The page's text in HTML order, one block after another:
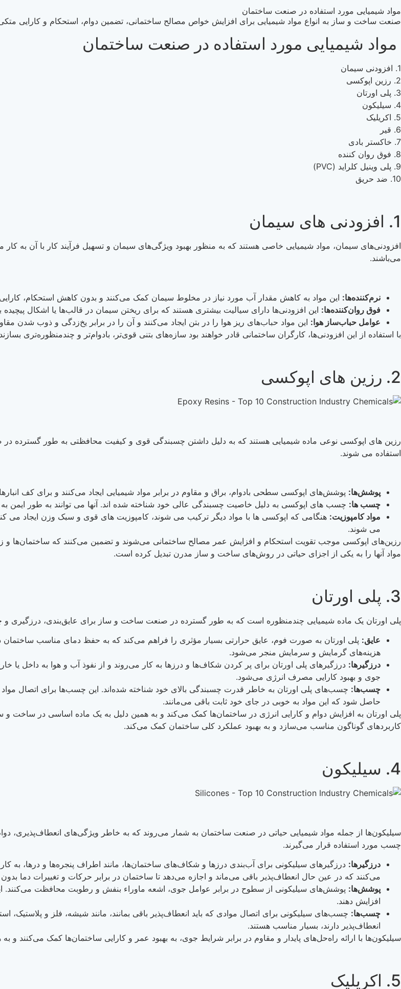
مواد شیمیایی مورد استفاده در صنعت ساختمان
صنعت ساخت و ساز به انواع مواد شیمیایی برای افزایش خواص مصالح ساختمانی، تضمین دوام، استحکام و کارایی
مواد شیمیایی مورد استفاده در صنعت ساختمان
1. افزودنی سیمان
2. رزین اپوکسی
3. پلی اورتان
4. سیلیکون
5. اکریلیک
6. قیر
7. خاکستر بادی
8. فوق روان کننده
9. پلی وینیل کلراید (PVC)
10. ضد حریق
1. افزودنی های سیمان
افزودنی‌های سیمان، مواد شیمیایی خاصی هستند که به منظور بهبود ویژگی‌های سیمان و تسهیل فرآیند کار با آن به
می‌باشند.
نرم‌کننده‌ها: این مواد به کاهش مقدار آب مورد نیاز در مخلوط سیمان کمک می‌کنند و بدون کاهش استحکام،
فوق روان‌کننده‌ها: این افزودنی‌ها دارای سیالیت بیشتری هستند که برای ریختن سیمان در قالب‌ها یا اشکال پیچیده
عوامل حباب‌ساز هوا: این مواد حباب‌های ریز هوا را در بتن ایجاد می‌کنند و آن را در برابر یخ‌زدگی و ذوب شدن
با استفاده از این افزودنی‌ها، کارگران ساختمانی قادر خواهند بود سازه‌های بتنی قوی‌تر، بادوام‌تر و چندمنظوره‌تری
2. رزین های اپوکسی
رزین های اپوکسی نوعی ماده شیمیایی هستند که به دلیل داشتن چسبندگی قوی و کیفیت محافظتی به طور گسترده
استفاده می شوند.
پوشش‌ها: پوشش‌های اپوکسی سطحی بادوام، براق و مقاوم در برابر مواد شیمیایی ایجاد می‌کنند و برای کف
چسب ها: چسب های اپوکسی به دلیل خاصیت چسبندگی عالی خود شناخته شده اند. آنها می توانند به طور ایمن
مواد کامپوزیت: هنگامی که اپوکسی ها با مواد دیگر ترکیب می شوند، کامپوزیت های قوی و سبک وزن ایجاد می
می شوند.
رزین‌های اپوکسی موجب تقویت استحکام و افزایش عمر مصالح ساختمانی می‌شوند و تضمین می‌کنند که ساختمان‌ها و
مواد آنها را به یکی از اجزای حیاتی در روش‌های ساخت و ساز مدرن تبدیل کرده است.
3. پلی اورتان
پلی اورتان یک ماده شیمیایی چندمنظوره است که به طور گسترده در صنعت ساخت و ساز برای عایق‌بندی، درزگیری و
عایق: پلی اورتان به صورت فوم، عایق حرارتی بسیار مؤثری را فراهم می‌کند که به حفظ دمای مناسب
هزینه‌های گرمایش و سرمایش منجر می‌شود.
درزگیرها: درزگیرهای پلی اورتان برای پر کردن شکاف‌ها و درزها به کار می‌روند و از نفوذ آب و هوا به داخل
جوی و بهبود کارایی مصرف انرژی می‌شود.
چسب‌ها: چسب‌های پلی اورتان به خاطر قدرت چسبندگی بالای خود شناخته شده‌اند. این چسب‌ها برای اتصال مواد
حاصل شود که این مواد به خوبی در جای خود ثابت باقی می‌مانند.
پلی اورتان به افزایش دوام و کارایی انرژی در ساختمان‌ها کمک می‌کند و به همین دلیل به یک ماده اساسی در ساخت
کاربردهای گوناگون مناسب می‌سازد و به بهبود عملکرد کلی ساختمان کمک می‌کند.
4. سیلیکون
سیلیکون‌ها از جمله مواد شیمیایی حیاتی در صنعت ساختمان به شمار می‌روند که به خاطر ویژگی‌های انعطاف‌پذیری،
چسب مورد استفاده قرار می‌گیرند.
درزگیرها: درزگیرهای سیلیکونی برای آب‌بندی درزها و شکاف‌های ساختمان‌ها، مانند اطراف پنجره‌ها و درها، به
می‌کنند که در عین حال انعطاف‌پذیر باقی می‌ماند و اجازه می‌دهد تا ساختمان در برابر حرکات و تغییرات دما
پوشش‌ها: پوشش‌های سیلیکونی از سطوح در برابر عوامل جوی، اشعه ماوراء بنفش و رطوبت محافظت می‌کنند.
افزایش دهند.
چسب‌ها: چسب‌های سیلیکونی برای اتصال موادی که باید انعطاف‌پذیر باقی بمانند، مانند شیشه، فلز و
انعطاف‌پذیر دارند، بسیار مناسب هستند.
سیلیکون‌ها با ارائه راه‌حل‌های پایدار و مقاوم در برابر شرایط جوی، به بهبود عمر و کارایی ساختمان‌ها کمک می‌کنند
5. اکریلیک